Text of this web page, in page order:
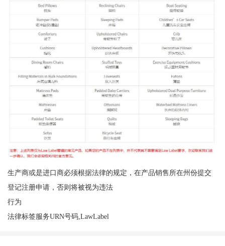
生产商或是进口商必须根据法律的规定，在产品销售所在州份提交
登记注册申请，否则将被视为违法
行为
法律标签服务URN号码,LawLabel